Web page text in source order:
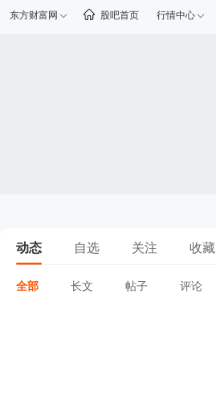
东方财富网 股吧首页 行情中心
动态 自选 关注 收藏
全部 长文 帖子 评论